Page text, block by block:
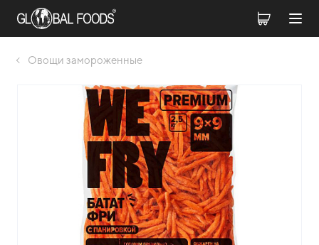
Овощи замороженные